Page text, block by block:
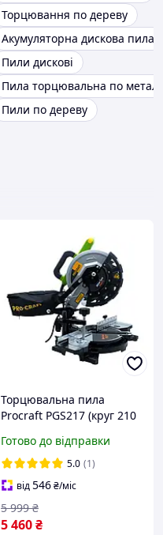
Торцювання по дереву
Акумуляторна дискова пила
Пили дискові
Пила торцювальна по металу
Пили по дереву
Торцювальна пила
Procraft PGS217 (круг 210
Готово до відправки
5.0 (1)
від546₴/міс
5 460₴
5 999 ₴